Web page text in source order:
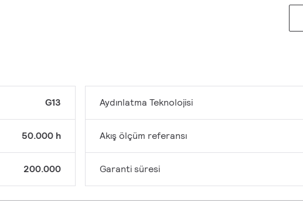
G13
50.000 h
200.000
Aydınlatma Teknolojisi
Akış ölçüm referansı
Garanti süresi